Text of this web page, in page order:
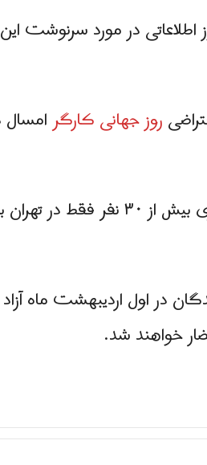
در مورد سرنوشت
روز جهانی کارگر
از سوی دیگر، اتحادیه آزاد
در اول اردیبهشت ماه
خواهند شد.